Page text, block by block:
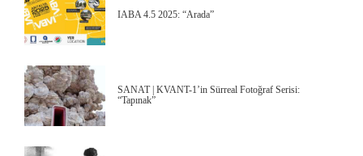
IABA 4.5 2025: “Arada”
SANAT | KVANT-1’in Sürreal Fotoğraf Serisi:
“Tapınak”